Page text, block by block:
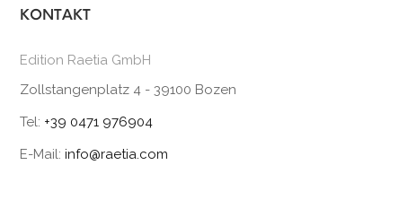
Bozen-Krimi: Vergeltung
KONTAKT
Edition Raetia GmbH
Zollstangenplatz 4 - 39100 Bozen
Tel: +39 0471 976904
E-Mail: info@raetia.com